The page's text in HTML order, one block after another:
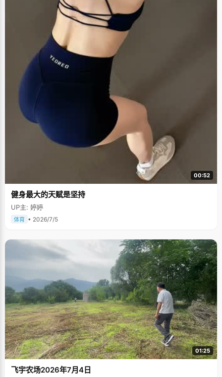
00:52
健身最大的天赋是坚持
UP主: 婷婷
体育 • 2026/7/5
01:25
飞宇农场2026年7月4日